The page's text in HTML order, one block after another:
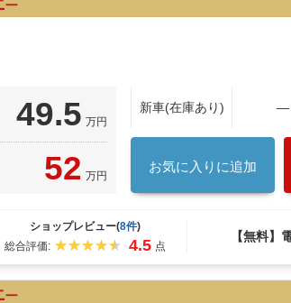
49.5 万円
52 万円
新車(在庫あり) ―
お気に入りに追加
ショップレビュー(8件)
総合評価:
4.5 点
【無料】